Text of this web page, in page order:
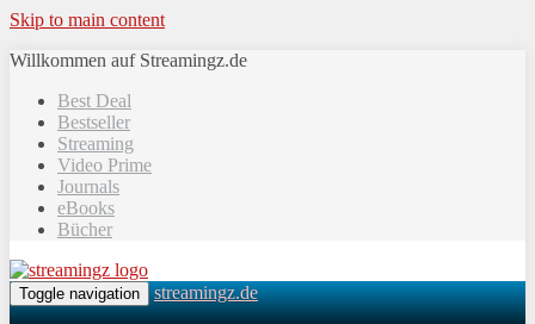
Skip to main content
Willkommen auf Streamingz.de
Best Deal
Bestseller
Streaming
Video Prime
Journals
eBooks
Bücher
Toggle navigation streamingz.de